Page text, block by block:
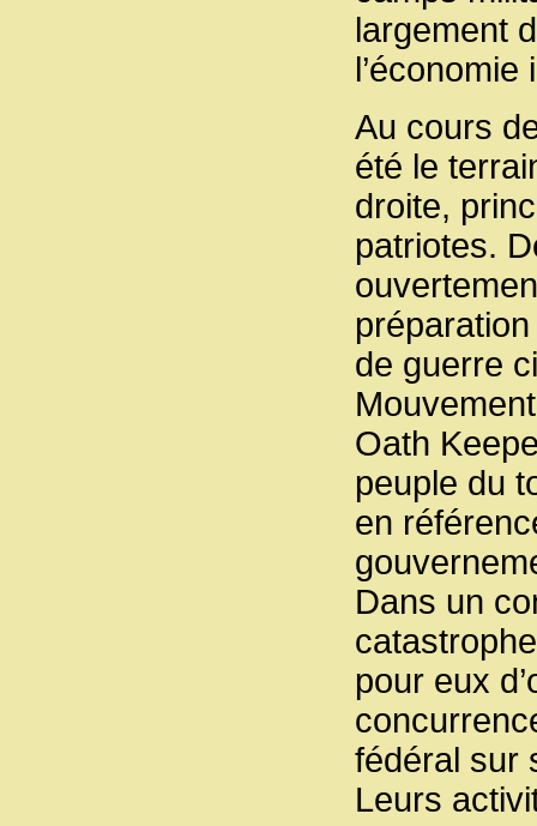
largement
l’économie
Au cours
été le
droite,
patriotes.
de guerre
Oath
peuple du
en
Dans un
pour eux
fédéral sur
Leurs